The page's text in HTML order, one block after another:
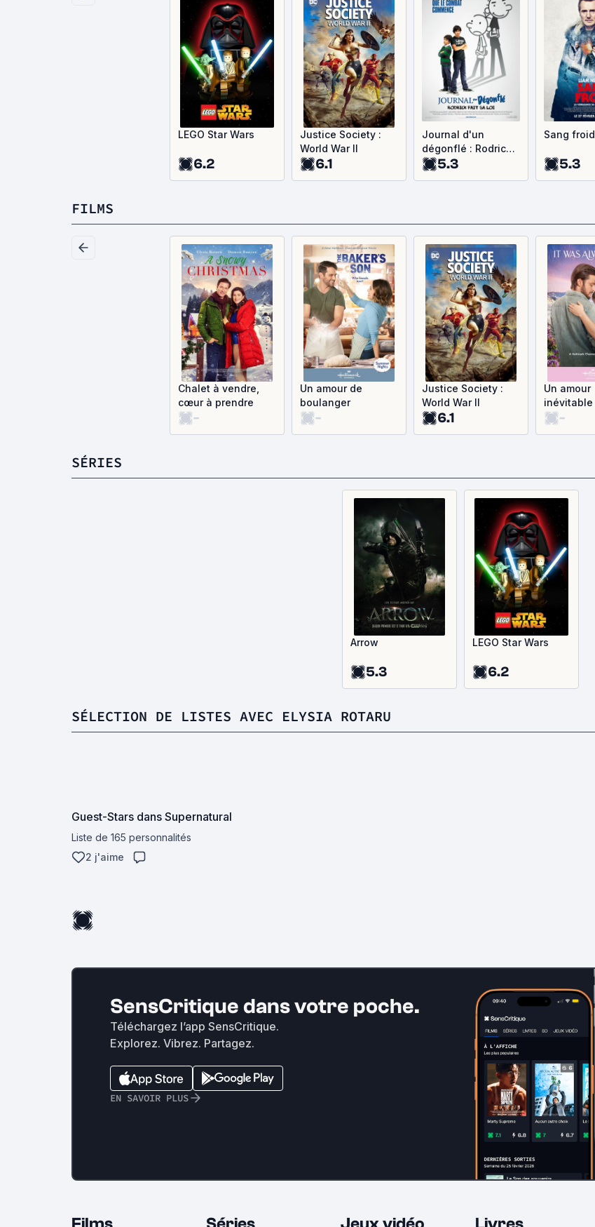
LEGO Star Wars
6.2
Justice Society :
World War II
6.1
Journal d'un
dégonflé : Rodrick
fait sa loi
5.3
Sang froid
5.3
FILMS
Chalet à vendre,
cœur à prendre
-
Un amour de
boulanger
-
Justice Society :
World War II
6.1
Un amour
inévitable
-
SÉRIES
Arrow
5.3
LEGO Star Wars
6.2
SÉLECTION DE LISTES AVEC ELYSIA ROTARU
Guest-Stars dans Supernatural
Liste de 165 personnalités
2 j'aime
SensCritique dans votre poche.
Téléchargez l’app SensCritique.
Explorez. Vibrez. Partagez.
EN SAVOIR PLUS